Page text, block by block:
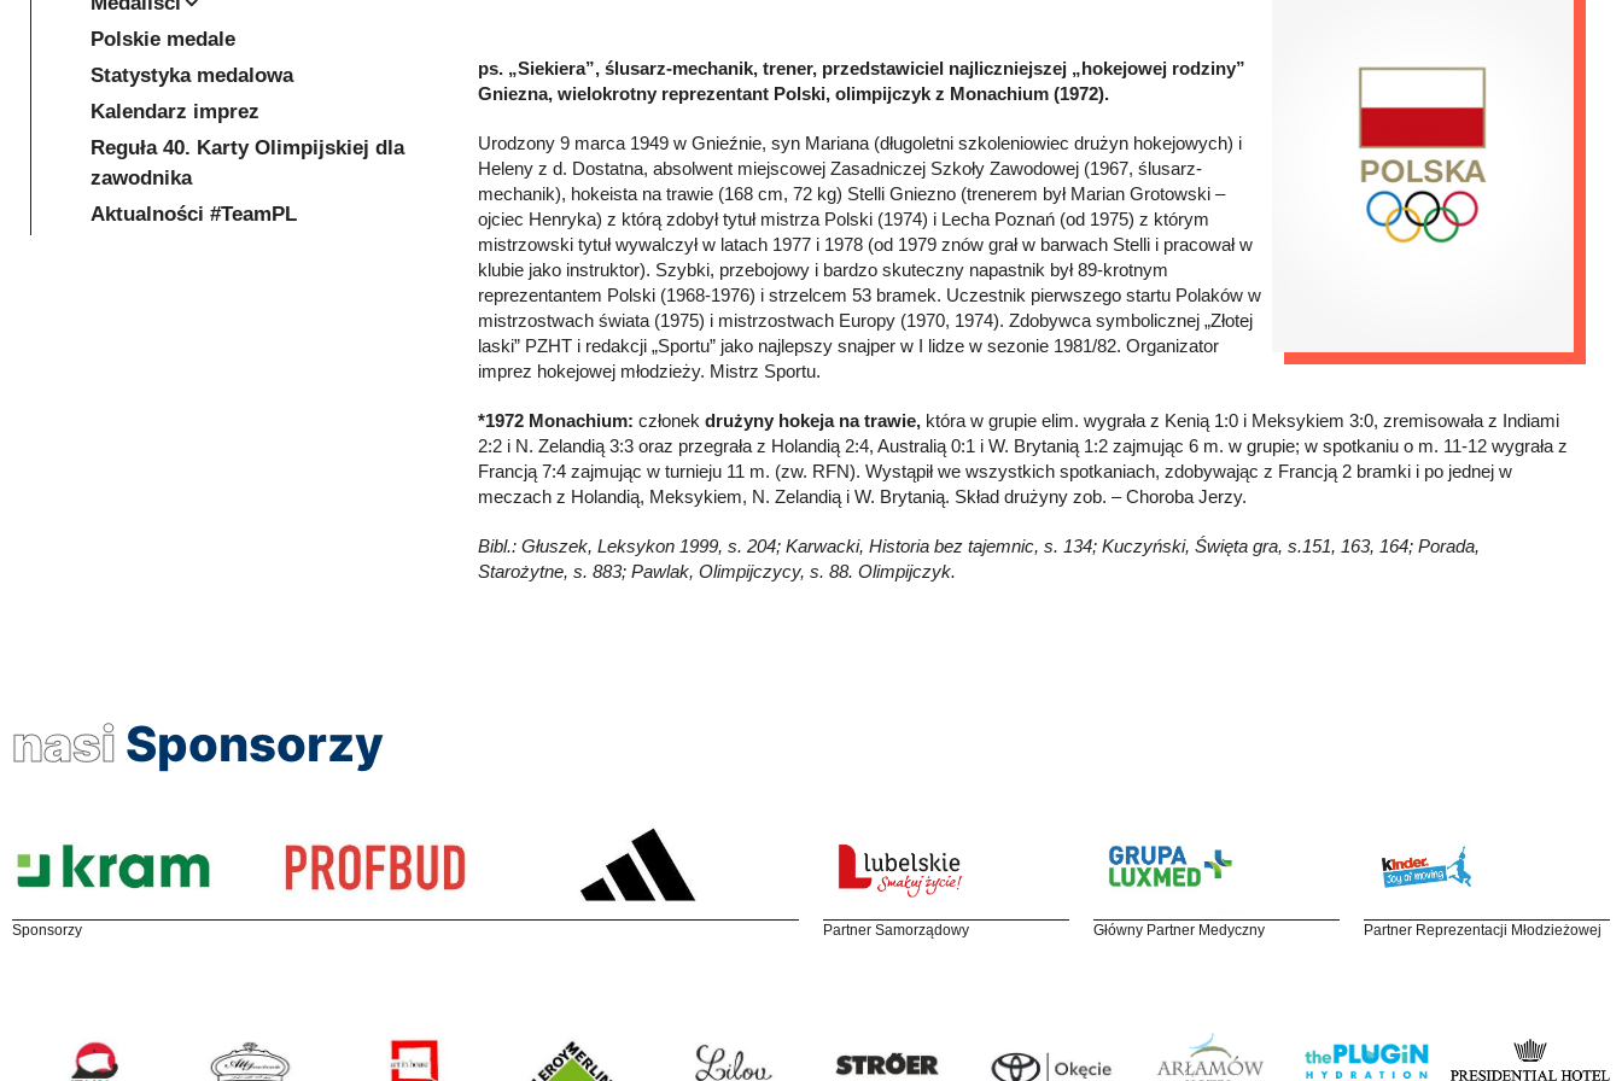
ps. „Siekiera”, ślusarz-mechanik, trener, przedstawiciel najliczniejszej „hokejowej rodziny”
Gniezna, wielokrotny reprezentant Polski, olimpijczyk z Monachium (1972).
Urodzony 9 marca 1949 w Gnieźnie, syn Mariana (długoletni szkoleniowiec drużyn hokejowych) i
Heleny z d. Dostatna, absolwent miejscowej Zasadniczej Szkoły Zawodowej (1967, ślusarz-
mechanik), hokeista na trawie (168 cm, 72 kg) Stelli Gniezno (trenerem był Marian Grotowski –
ojciec Henryka) z którą zdobył tytuł mistrza Polski (1974) i Lecha Poznań (od 1975) z którym
mistrzowski tytuł wywalczył w latach 1977 i 1978 (od 1979 znów grał w barwach Stelli i pracował w
klubie jako instruktor). Szybki, przebojowy i bardzo skuteczny napastnik był 89-krotnym
reprezentantem Polski (1968-1976) i strzelcem 53 bramek. Uczestnik pierwszego startu Polaków w
mistrzostwach świata (1975) i mistrzostwach Europy (1970, 1974). Zdobywca symbolicznej „Złotej
laski” PZHT i redakcji „Sportu” jako najlepszy snajper w I lidze w sezonie 1981/82. Organizator
imprez hokejowej młodzieży. Mistrz Sportu.
*1972 Monachium: członek drużyny hokeja na trawie, która w grupie elim. wygrała z Kenią 1:0 i Meksykiem 3:0, zremisowała z Indiami
2:2 i N. Zelandią 3:3 oraz przegrała z Holandią 2:4, Australią 0:1 i W. Brytanią 1:2 zajmując 6 m. w grupie; w spotkaniu o m. 11-12 wygrała z
Francją 7:4 zajmując w turnieju 11 m. (zw. RFN). Wystąpił we wszystkich spotkaniach, zdobywając z Francją 2 bramki i po jednej w
meczach z Holandią, Meksykiem, N. Zelandią i W. Brytanią. Skład drużyny zob. – Choroba Jerzy.
Bibl.: Głuszek, Leksykon 1999, s. 204; Karwacki, Historia bez tajemnic, s. 134; Kuczyński, Święta gra, s.151, 163, 164; Porada,
Starożytne, s. 883; Pawlak, Olimpijczycy, s. 88. Olimpijczyk.
Polskie medale
Statystyka medalowa
Kalendarz imprez
Reguła 40. Karty Olimpijskiej dla
zawodnika
Aktualności #TeamPL
nasi Sponsorzy
Sponsorzy Partner Samorządowy Główny Partner Medyczny Partner Reprezentacji Młodzieżowej